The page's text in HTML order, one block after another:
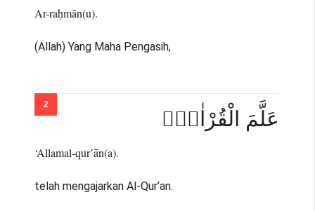
Ar-raḥmān(u).
(Allah) Yang Maha Pengasih,
عَلَّمَ الْقُرْاٰنَۗ
‘Allamal-qur’ān(a).
telah mengajarkan Al-Qur’an.